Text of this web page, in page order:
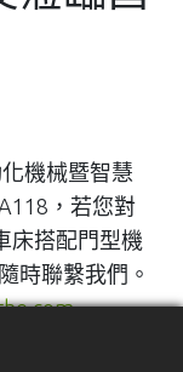
機械暨智慧
，若您對
床搭配門型機
時聯繫我們。